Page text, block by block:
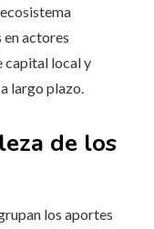
en actores
capital local y
largo plazo.
de los
los aportes